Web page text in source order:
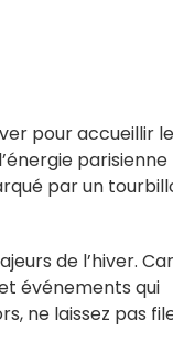
pour accueillir
parisienne
par un
de l’hiver.
événements qui
ne laissez pas